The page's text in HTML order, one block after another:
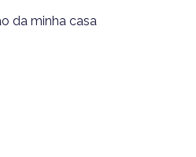
da minha casa